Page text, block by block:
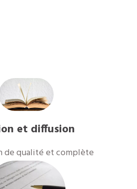
et diffusion
de qualité et complète